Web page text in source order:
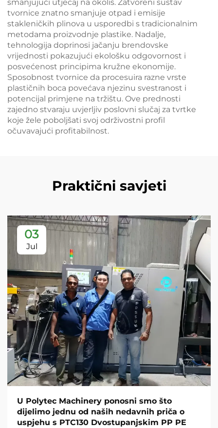
smanjujući utjecaj na okoliš. Zatvoreni sustav
tvornice znatno smanjuje otpad i emisije
stakleničkih plinova u usporedbi s tradicionalnim
metodama proizvodnje plastike. Nadalje,
tehnologija doprinosi jačanju brendovske
vrijednosti pokazujući ekološku odgovornost i
posvećenost principima kružne ekonomije.
Sposobnost tvornice da procesuira razne vrste
plastičnih boca povećava njezinu svestranost i
potencijal primjene na tržištu. Ove prednosti
zajedno stvaraju uvjerljiv poslovni slučaj za tvrtke
koje žele poboljšati svoj održivostni profil
očuvavajući profitabilnost.
Praktični savjeti
03
Jul
U Polytec Machinery ponosni smo što
dijelimo jednu od naših nedavnih priča o
uspjehu s PTC130 Dvostupanjskim PP PE